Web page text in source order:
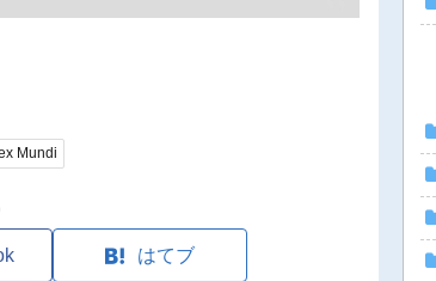
Mundi
はてブ